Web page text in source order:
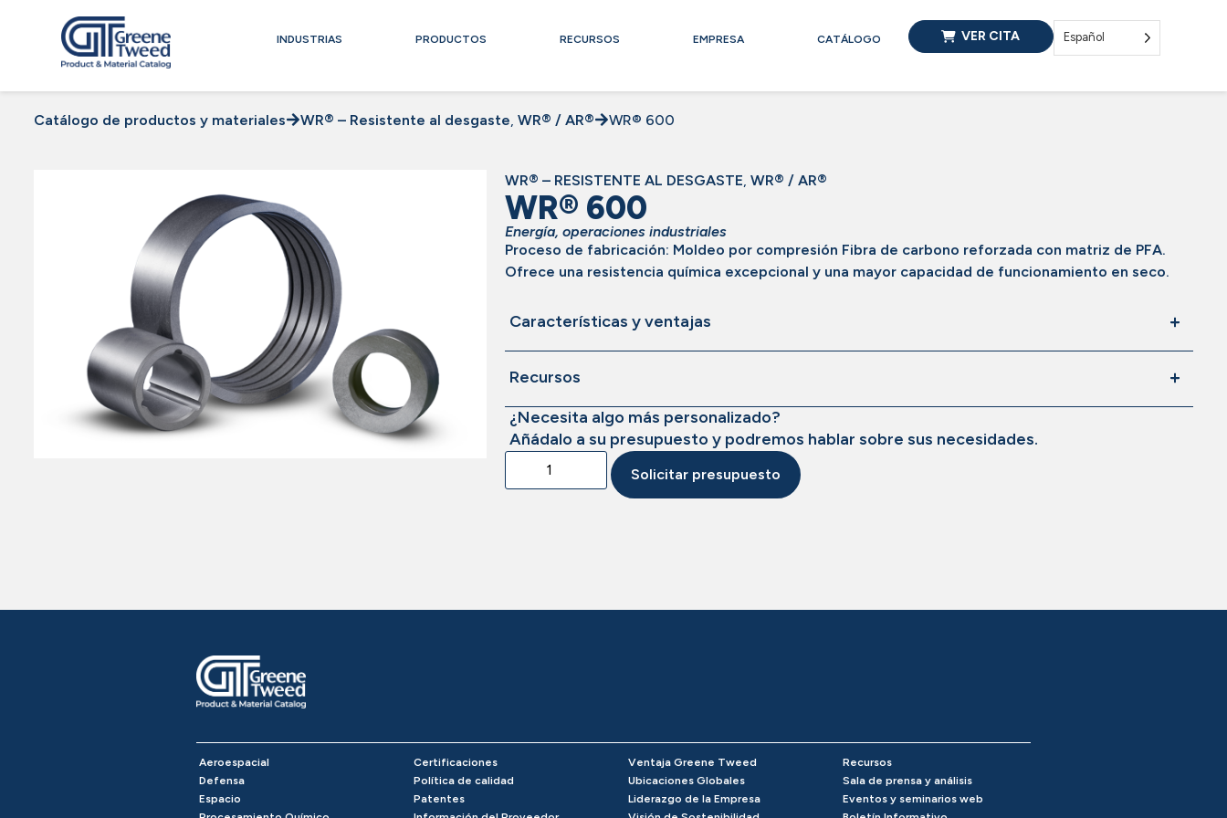
INDUSTRIAS PRODUCTOS RECURSOS EMPRESA CATÁLOGO VER CITA Español
Catálogo de productos y materiales WR® – Resistente al desgaste, WR® / AR® WR® 600
WR® – RESISTENTE AL DESGASTE, WR® / AR®
WR® 600
Energía, operaciones industriales
Proceso de fabricación: Moldeo por compresión Fibra de carbono reforzada con matriz de PFA.
Ofrece una resistencia química excepcional y una mayor capacidad de funcionamiento en seco.
Características y ventajas
Recursos
¿Necesita algo más personalizado?
Añádalo a su presupuesto y podremos hablar sobre sus necesidades.
Solicitar presupuesto
Aeroespacial
Defensa
Espacio
Certificaciones
Política de calidad
Patentes
Ventaja Greene Tweed
Ubicaciones Globales
Liderazgo de la Empresa
Recursos
Sala de prensa y análisis
Eventos y seminarios web